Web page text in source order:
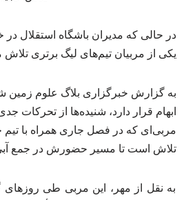
در حالی که مدیران باشگاه استقلال در
یکی از مربیان تیم‌های لیگ برتری تلاش
به گزارش خبرگزاری بلاگ علوم زمین
ابهام قرار دارد، شنیده‌ها از تحرکات
مربی‌ای که در فصل جاری همراه با تیم
تلاش است تا مسیر حضورش در جمع
به نقل از مهر، این مربی طی روزهای